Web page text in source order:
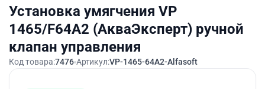
Установка умягчения VP
1465/F64A2 (АкваЭксперт) ручной
клапан управления
Код товара:7476 Артикул:VP-1465-64A2-Alfasoft